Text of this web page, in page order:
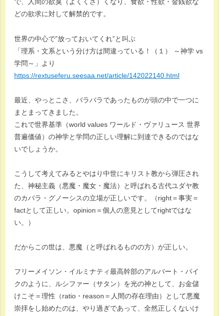
で、人間の欲臭（よくくさ）くなり、食欲・性欲・金銭欲な
どの欲求に対して解禁的です。
世界の中心で”放っておいてくれ”と叫ぶ
「理系・文系という分け方は間違っている！（１） ～神学 vs
学問～」より
https://rextuseferu.seesaa.net/article/142022140.html
最近、やっとこさ、バラバラであったものが頭の中で一つに
まとまってきました。
これで世界基準（world values ワールド・ヴァリュース 世界
普遍価値）の神学と学問の正しい理解に到達できるのではな
いでしょうか。
こうして考えてみるとやはり中世にキリスト教から弾圧され
た、神秘主義（悪魔・魔女・魔法）と呼ばれる古代ユダヤ教
のカバラ・グノーシスの立場が正しいです。（right＝事実＝
factとして正しい。opinion＝個人の意見としてrightではな
い。）
だからこの世は、悪魔（と呼ばれるものの方）が正しい。
フリーメイソン・イルミナティ最高幹部のアルバート・パイ
クのように、ルシファー（サタン）を光の神として、お金儲
けこそ＝理性（ratio・reason＝人間の存在理由）として悪魔
崇拝をし始めたのは、やり過ぎであって、全然正しくないけ